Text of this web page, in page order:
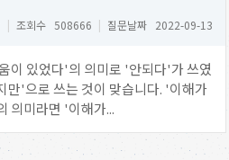
| 조회수 508666 | 질문날짜 2022-09-13
이 있었다'의 의미로 '안되다'가 쓰였
만'으로 쓰는 것이 맞습니다. '이해가
의미라면 '이해가...